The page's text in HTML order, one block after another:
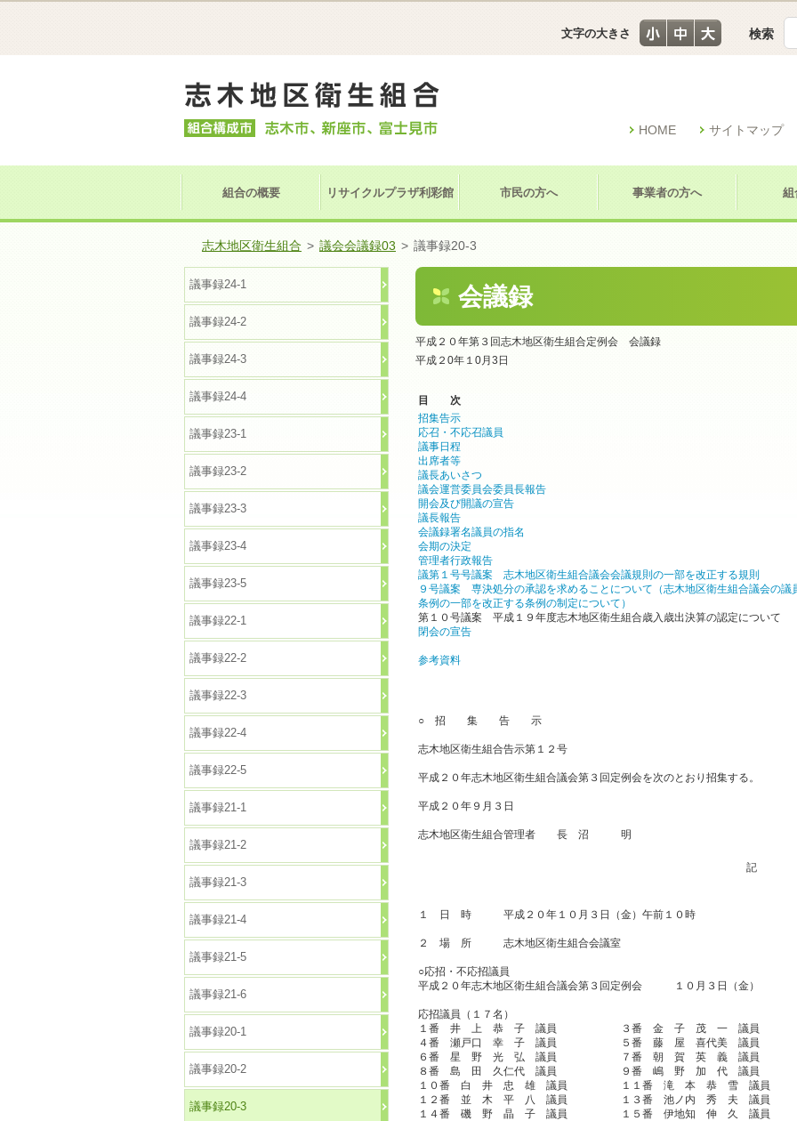
検索
文字の大きさ
サイトマップ
HOME
組合の概要 リサイクルプラザ利彩館 市民の方へ 事業者の方へ 組
志木地区衛生組合 > 議会会議録03 > 議事録20-3
議事録24-1
議事録24-2
議事録24-3
議事録24-4
議事録23-1
議事録23-2
議事録23-3
議事録23-4
議事録23-5
議事録22-1
議事録22-2
議事録22-3
議事録22-4
議事録22-5
議事録21-1
議事録21-2
議事録21-3
議事録21-4
議事録21-5
議事録21-6
議事録20-1
議事録20-2
議事録20-3
会議録
平成２０年第３回志木地区衛生組合定例会 会議録
平成２0年１0月3日
目 次
招集告示
応召・不応召議員
議事日程
出席者等
議長あいさつ
議会運営委員会委員長報告
開会及び開議の宣告
議長報告
会議録署名議員の指名
会期の決定
管理者行政報告
議第１号号議案 志木地区衛生組合議会会議規則の一部を改正する規則
９号議案 専決処分の承認を求めることについて（志木地区衛生組合議会の議
条例の一部を改正する条例の制定について）
第１０号議案 平成１９年度志木地区衛生組合歳入歳出決算の認定について
閉会の宣告
参考資料
○ 招 集 告 示
志木地区衛生組合告示第１２号
平成２０年志木地区衛生組合議会第３回定例会を次のとおり招集する。
平成２０年９月３日
志木地区衛生組合管理者 長 沼 明
記
１ 日 時 平成２０年１０月３日（金）午前１０時
２ 場 所 志木地区衛生組合会議室
○応招・不応招議員
平成２０年志木地区衛生組合議会第３回定例会 １０月３日（金）
応招議員（１７名）
１番 井 上 恭 子 議員 ３番 金 子 茂 一 議員
４番 瀬戸口 幸 子 議員 ５番 藤 屋 喜代美 議員
６番 星 野 光 弘 議員 ７番 朝 賀 英 義 議員
８番 島 田 久仁代 議員 ９番 嶋 野 加 代 議員
１０番 白 井 忠 雄 議員 １１番 滝 本 恭 雪 議員
１２番 並 木 平 八 議員 １３番 池ノ内 秀 夫 議員
１４番 磯 野 晶 子 議員 １５番 伊地知 伸 久 議員